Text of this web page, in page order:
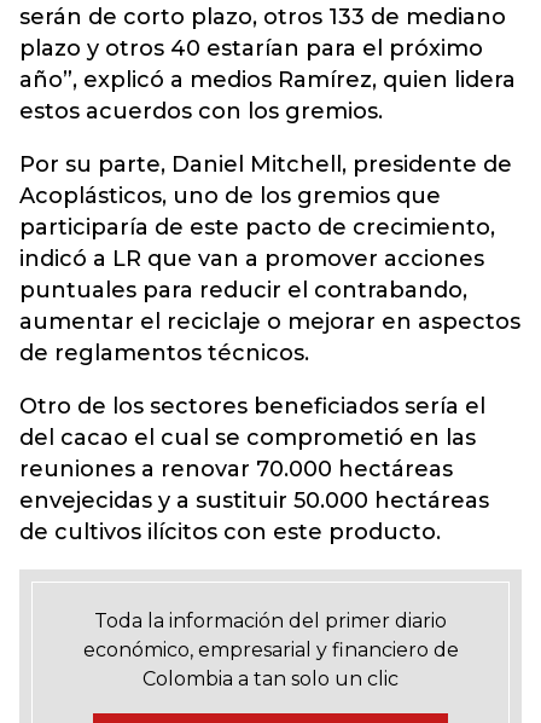
serán de corto plazo, otros 133 de mediano
plazo y otros 40 estarían para el próximo
año”, explicó a medios Ramírez, quien lidera
estos acuerdos con los gremios.
Por su parte, Daniel Mitchell, presidente de
Acoplásticos, uno de los gremios que
participaría de este pacto de crecimiento,
indicó a LR que van a promover acciones
puntuales para reducir el contrabando,
aumentar el reciclaje o mejorar en aspectos
de reglamentos técnicos.
Otro de los sectores beneficiados sería el
del cacao el cual se comprometió en las
reuniones a renovar 70.000 hectáreas
envejecidas y a sustituir 50.000 hectáreas
de cultivos ilícitos con este producto.
Toda la información del primer diario
económico, empresarial y financiero de
Colombia a tan solo un clic